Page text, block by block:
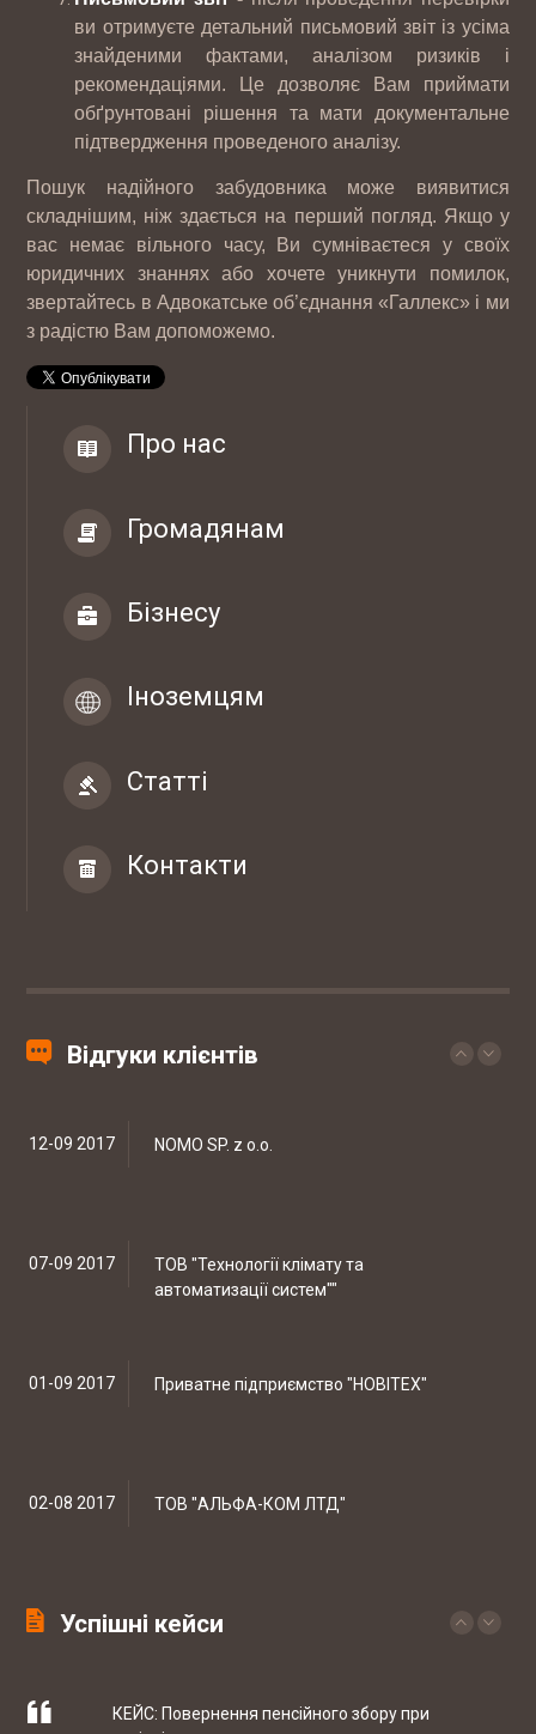
ви отримуєте детальний письмовий звіт із усіма
знайденими фактами, аналізом ризиків і
рекомендаціями. Це дозволяє Вам приймати
обґрунтовані рішення та мати документальне
підтвердження проведеного аналізу.
Пошук надійного забудовника може виявитися
складнішим, ніж здається на перший погляд. Якщо у
вас немає вільного часу, Ви сумніваєтеся у своїх
юридичних знаннях або хочете уникнути помилок,
звертайтесь в Адвокатське об’єднання «Галлекс» і ми
з радістю Вам допоможемо.
Про нас
Громадянам
Бізнесу
Іноземцям
Статті
Контакти
Відгуки клієнтів
PARTS
10-05 2017 ТОВ "РЕЙДЖ ЕНЕРДЖІ"
03-03 2017
Гуртівня ветеринарних препаратів ТОВ
12-09 2017 NOMO SP. z o.o.
07-09 2017
ТОВ "Технології клімату та
автоматизації систем""
01-09 2017 Приватне підприємство "НОВІТЕХ"
02-08 2017 ТОВ "АЛЬФА-КОМ ЛТД"
12-07 2017
Інтернет магазин автозапчастин CARS-
Успішні кейси
законодавства можуть знизити
позапланових податкових перевірок
судові змагання з медіа права
КЕЙС: Повернення пенсійного збору при